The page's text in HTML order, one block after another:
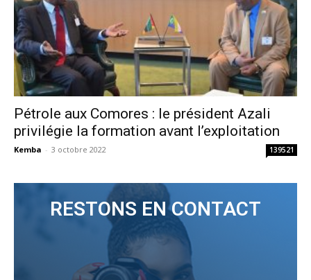
Pétrole aux Comores : le président Azali
privilégie la formation avant l’exploitation
Kemba - 3 octobre 2022 139521
RESTONS EN CONTACT